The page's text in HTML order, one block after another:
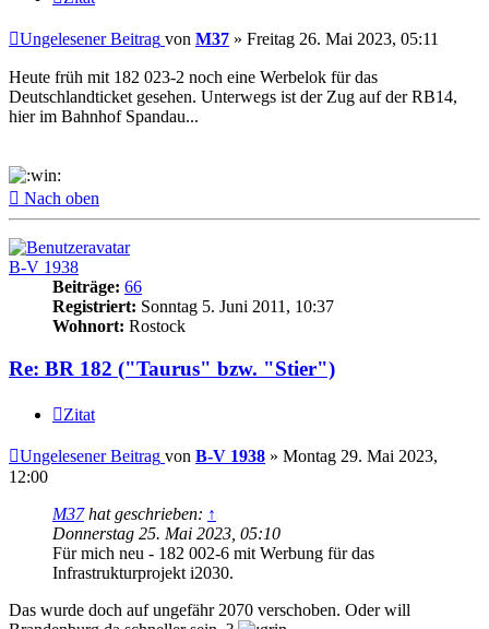
Ungelesener Beitrag von M37 » Freitag 26. Mai 2023, 05:11
Heute früh mit 182 023-2 noch eine Werbelok für das
Deutschlandticket gesehen. Unterwegs ist der Zug auf der RB14,
hier im Bahnhof Spandau...
Nach oben
B-V 1938
Beiträge: 66
Registriert: Sonntag 5. Juni 2011, 10:37
Wohnort: Rostock
Re: BR 182 ("Taurus" bzw. "Stier")
Zitat
Ungelesener Beitrag von B-V 1938 » Montag 29. Mai 2023,
12:00
M37hat geschrieben: ↑
Donnerstag 25. Mai 2023, 05:10
Für mich neu - 182 002-6 mit Werbung für das
Infrastrukturprojekt i2030.
Das wurde doch auf ungefähr 2070 verschoben. Oder will